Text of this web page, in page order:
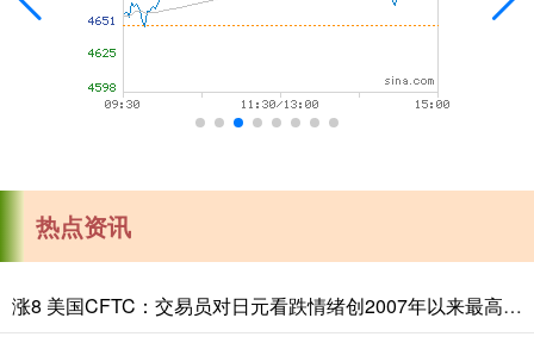
热点资讯
涨8 美国CFTC：交易员对日元看跌情绪创2007年以来最高，对美元看涨程度创2015年以来最高